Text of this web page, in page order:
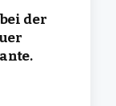
der